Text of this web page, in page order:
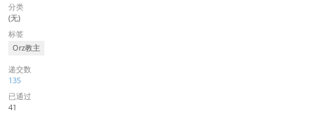
分类
(无)
标签
Orz教主
递交数
135
已通过
41